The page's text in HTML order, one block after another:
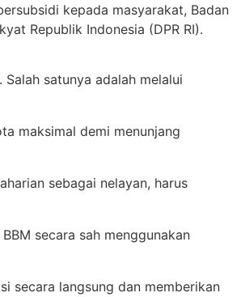
kepada masyarakat, Badan
Republik Indonesia (DPR RI).
satunya adalah melalui
maksimal demi menunjang
sebagai nelayan, harus
secara sah menggunakan
secara langsung dan memberikan